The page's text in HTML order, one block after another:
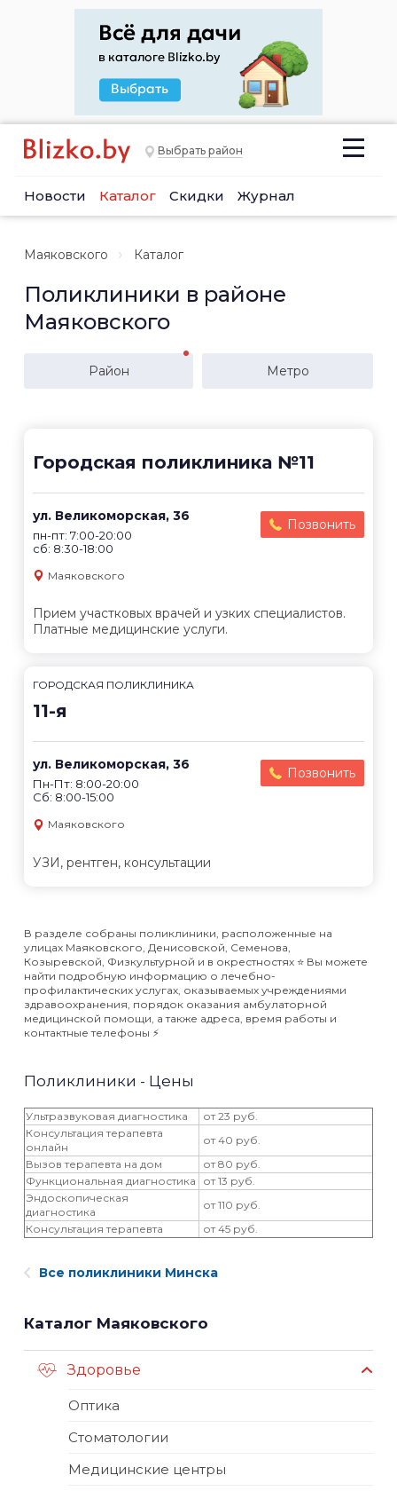
Выбрать район
Новости Каталог Скидки Журнал
Маяковского Каталог
Поликлиники в районе
Маяковского
Район Метро
Городская поликлиника №11
ул. Великоморская, 36
пн-пт: 7:00-20:00
сб: 8:30-18:00
Позвонить
Маяковского
Прием участковых врачей и узких специалистов.
Платные медицинские услуги.
ГОРОДСКАЯ ПОЛИКЛИНИКА
11-я
ул. Великоморская, 36
Пн-Пт: 8:00-20:00
Сб: 8:00-15:00
Позвонить
Маяковского
УЗИ, рентген, консультации
В разделе собраны поликлиники, расположенные на
улицах Маяковского, Денисовской, Семенова,
Козыревской, Физкультурной и в окрестностях ⭐️ Вы можете
найти подробную информацию о лечебно-
профилактических услугах, оказываемых учреждениями
здравоохранения, порядок оказания амбулаторной
медицинской помощи, а также адреса, время работы и
контактные телефоны ⚡️
Поликлиники - Цены
Ультразвуковая диагностика
от 23 руб.
Консультация терапевта
онлайн
от 40 руб.
Вызов терапевта на дом
от 80 руб.
Функциональная диагностика
от 13 руб.
Эндоскопическая
диагностика
от 110 руб.
Консультация терапевта
от 45 руб.
Все поликлиники Минска
Каталог Маяковского
Здоровье
Оптика
Стоматологии
Медицинские центры